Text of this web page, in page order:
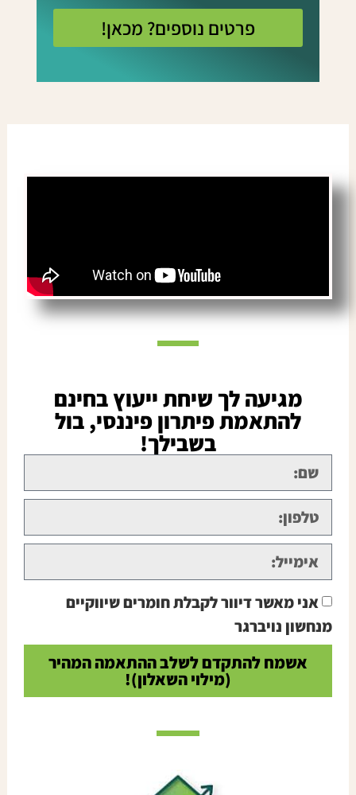
פרטים נוספים? מכאן!
מגיעה לך שיחת ייעוץ בחינם
להתאמת פיתרון פיננסי, בול
בשבילך!
אני מאשר דיוור לקבלת חומרים שיווקיים
מנחשון נויברגר
אשמח להתקדם לשלב ההתאמה המהיר
(מילוי השאלון)!